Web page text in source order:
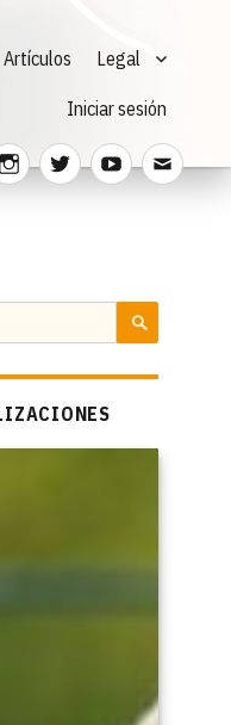
Instagram
TwitterYoutubeCorreo
Artículos Legal
Iniciar sesión